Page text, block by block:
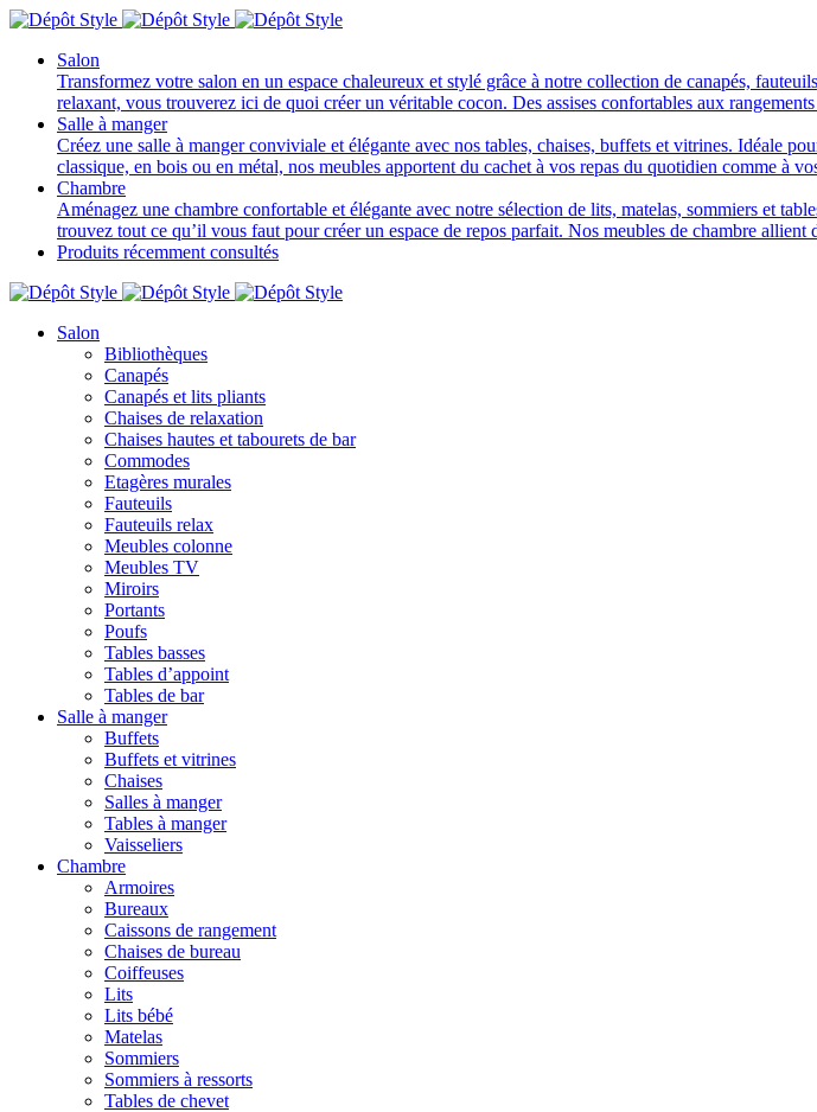
Salon
Transformez votre salon en un espace chaleureux et stylé grâce à notre collection de canapés,
relaxant, vous trouverez ici de quoi créer un véritable cocon. Des assises confortables aux
Salle à manger
Créez une salle à manger conviviale et élégante avec nos tables, chaises, buffets et vitrines. Idéale
classique, en bois ou en métal, nos meubles apportent du cachet à vos repas du quotidien comme à
Chambre
Aménagez une chambre confortable et élégante avec notre sélection de lits, matelas, sommiers et
trouvez tout ce qu’il vous faut pour créer un espace de repos parfait. Nos meubles de chambre
Produits récemment consultés
Salon
Bibliothèques
Canapés
Canapés et lits pliants
Chaises de relaxation
Chaises hautes et tabourets de bar
Commodes
Etagères murales
Fauteuils
Fauteuils relax
Meubles colonne
Meubles TV
Miroirs
Portants
Poufs
Tables basses
Tables d’appoint
Tables de bar
Salle à manger
Buffets
Buffets et vitrines
Chaises
Salles à manger
Tables à manger
Vaisseliers
Chambre
Armoires
Bureaux
Caissons de rangement
Chaises de bureau
Coiffeuses
Lits
Lits bébé
Matelas
Sommiers
Sommiers à ressorts
Tables de chevet